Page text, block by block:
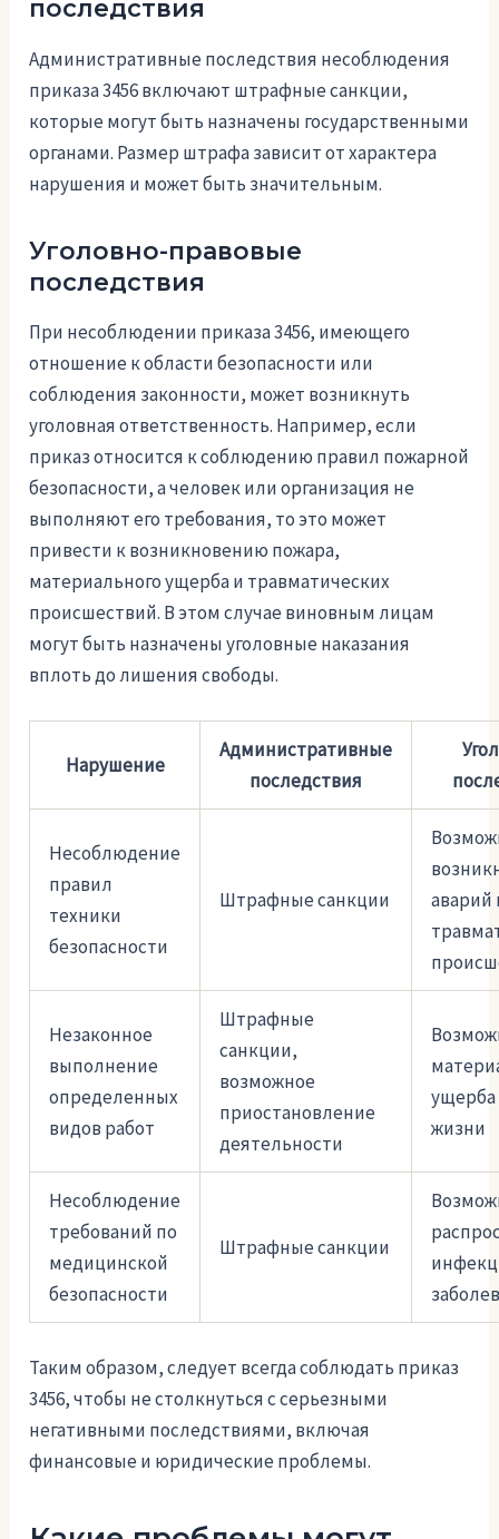
последствия
Административные последствия несоблюдения
приказа 3456 включают штрафные санкции,
которые могут быть назначены государственными
органами. Размер штрафа зависит от характера
нарушения и может быть значительным.
Уголовно-правовые
последствия
При несоблюдении приказа 3456, имеющего
отношение к области безопасности или
соблюдения законности, может возникнуть
уголовная ответственность. Например, если
приказ относится к соблюдению правил пожарной
безопасности, а человек или организация не
выполняют его требования, то это может
привести к возникновению пожара,
материального ущерба и травматических
происшествий. В этом случае виновным лицам
могут быть назначены уголовные наказания
вплоть до лишения свободы.
Нарушение
Административные
последствия
Несоблюдение
правил
техники
безопасности
Штрафные санкции
аварий
Незаконное
выполнение
определенных
видов работ
Штрафные
санкции,
возможное
приостановление
деятельности
ущерба
жизни
Несоблюдение
требований по
медицинской
безопасности
Штрафные санкции
Таким образом, следует всегда соблюдать приказ
3456, чтобы не столкнуться с серьезными
негативными последствиями, включая
финансовые и юридические проблемы.